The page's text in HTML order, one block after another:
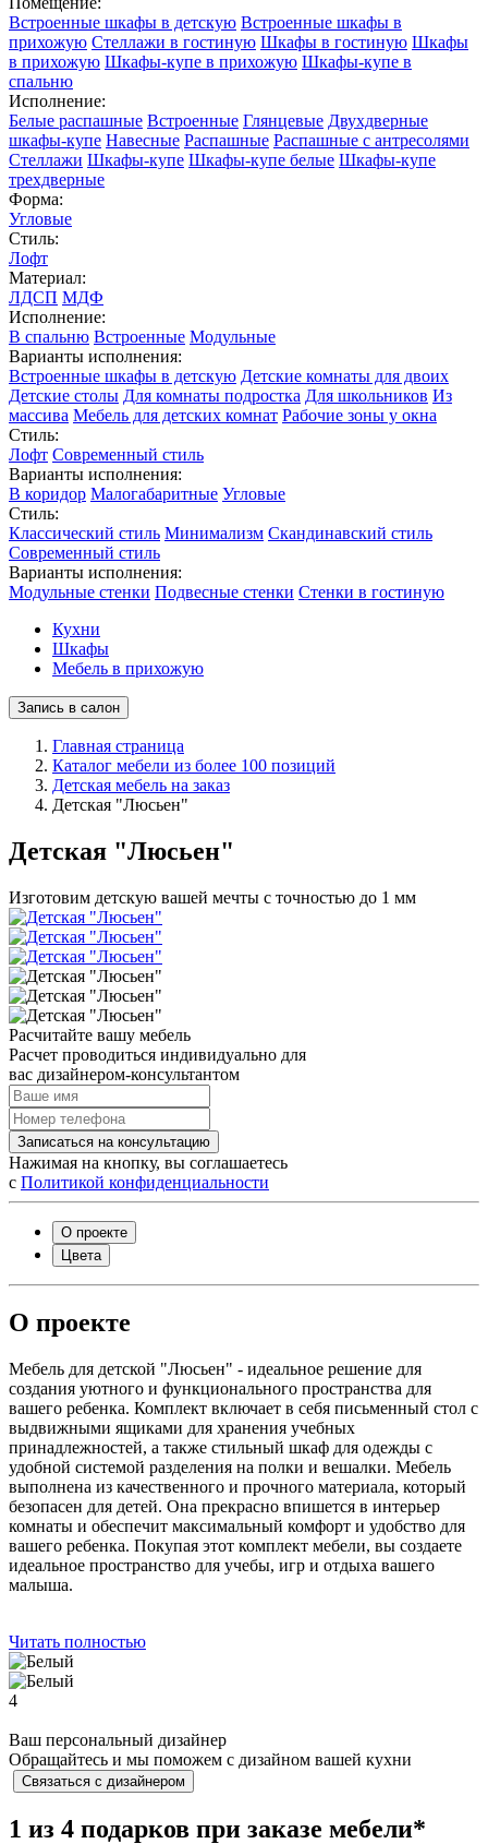
Встроенные шкафы в детскую Встроенные шкафы в
прихожую Стеллажи в гостиную Шкафы в гостиную Шкафы
в прихожую Шкафы-купе в прихожую Шкафы-купе в
спальню
Исполнение:
Белые распашные Встроенные Глянцевые Двухдверные
шкафы-купе Навесные Распашные Распашные с антресолями
Стеллажи Шкафы-купе Шкафы-купе белые Шкафы-купе
трехдверные
Форма:
Угловые
Стиль:
Лофт
Материал:
ЛДСП МДФ
Исполнение:
В спальню Встроенные Модульные
Варианты исполнения:
Встроенные шкафы в детскую Детские комнаты для двоих
Детские столы Для комнаты подростка Для школьников Из
массива Мебель для детских комнат Рабочие зоны у окна
Стиль:
Лофт Современный стиль
Варианты исполнения:
В коридор Малогабаритные Угловые
Стиль:
Классический стиль Минимализм Скандинавский стиль
Современный стиль
Варианты исполнения:
Модульные стенки Подвесные стенки Стенки в гостиную
Кухни
Шкафы
Мебель в прихожую
Запись в салон
Главная страница
Каталог мебели из более 100 позиций
Детская мебель на заказ
Детская "Люсьен"
Детская "Люсьен"
Изготовим детскую вашей мечты с точностью до 1 мм
Расчитайте вашу мебель
Расчет проводиться индивидуально для
вас дизайнером-консультантом
Записаться на консультацию
Нажимая на кнопку, вы соглашаетесь
с Политикой конфиденциальности
О проекте
Цвета
О проекте
Мебель для детской "Люсьен" - идеальное решение для
создания уютного и функционального пространства для
вашего ребенка. Комплект включает в себя письменный стол с
выдвижными ящиками для хранения учебных
принадлежностей, а также стильный шкаф для одежды с
удобной системой разделения на полки и вешалки. Мебель
выполнена из качественного и прочного материала, который
безопасен для детей. Она прекрасно впишется в интерьер
комнаты и обеспечит максимальный комфорт и удобство для
вашего ребенка. Покупая этот комплект мебели, вы создаете
идеальное пространство для учебы, игр и отдыха вашего
малыша.
Читать полностью
4
Ваш персональный дизайнер
Обращайтесь и мы поможем с дизайном вашей кухни
Связаться с дизайнером
1 из 4 подарков при заказе мебели*